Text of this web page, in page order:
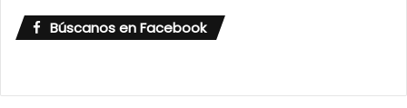
Búscanos en Facebook